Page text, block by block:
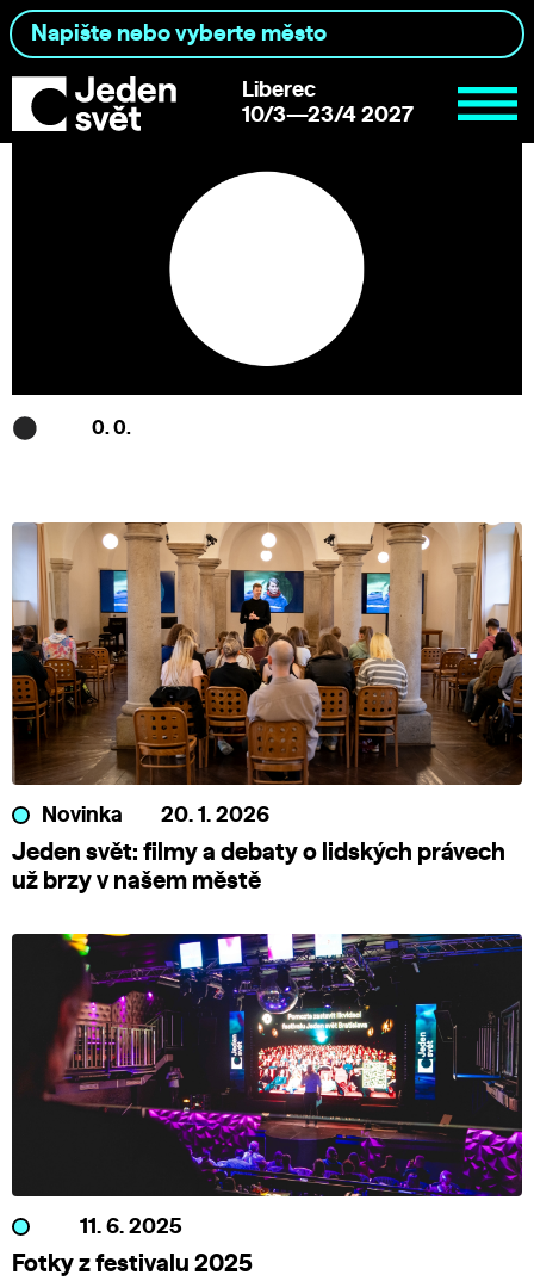
Liberec
10/3—23/4 2027
0. 0.
Novinka 20. 1. 2026
Jeden svět: filmy a debaty o lidských právech
už brzy v našem městě
11. 6. 2025
Fotky z festivalu 2025